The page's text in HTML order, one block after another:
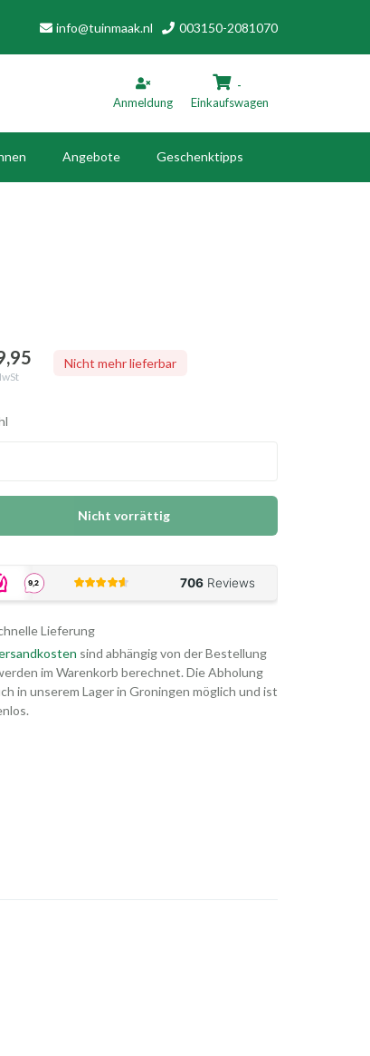
info@tuinmaak.nl 003150-2081070
Anmeldung
-
Einkaufswagen
Angebote Geschenktipps
,95 Nicht mehr lieferbar
Nicht vorrättig
Lieferung
sind abhängig von der Bestellung
im Warenkorb berechnet. Die Abholung
in unserem Lager in Groningen möglich und ist